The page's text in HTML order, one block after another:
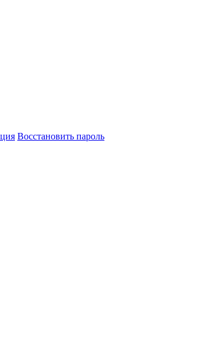
Восстановить пароль